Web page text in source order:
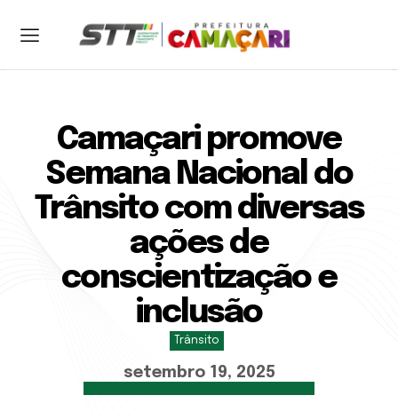
ENTRAR
Home
Sobre a STT
Serviços
Central 24h:
Camaçari promove
Semana Nacional do
Trânsito com diversas
ações de
conscientização e
inclusão
Trânsito
setembro 19, 2025